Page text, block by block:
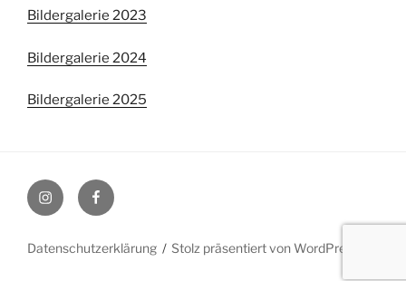
Bildergalerie 2023
Bildergalerie 2024
Bildergalerie 2025
InstagramFacebook
Datenschutzerklärung Stolz präsentiert von WordPress